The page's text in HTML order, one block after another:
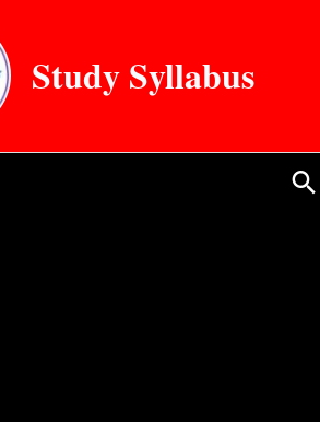
Study Syllabus